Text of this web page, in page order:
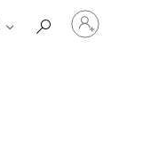
カ